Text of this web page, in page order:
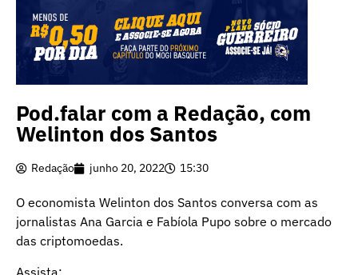
Pod.falar com a Redação, com
Welinton dos Santos
Redação junho 20, 2022 15:30
O economista Welinton dos Santos conversa com as
jornalistas Ana Garcia e Fabíola Pupo sobre o mercado
das criptomoedas.
Assista: